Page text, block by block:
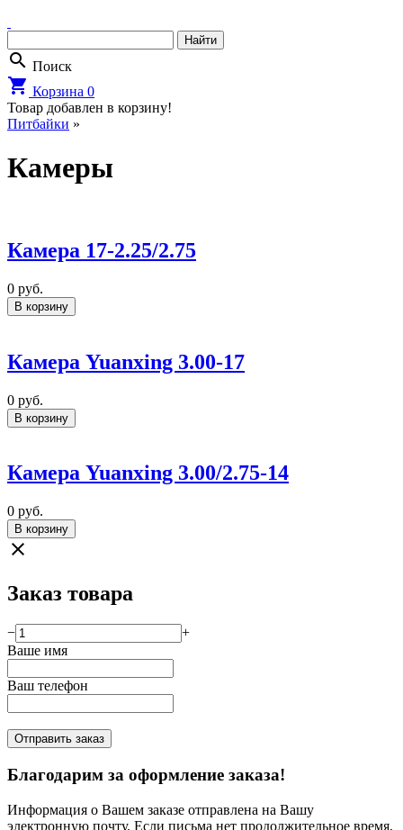
search Поиск
shopping_cart Корзина 0
Товар добавлен в корзину!
Питбайки »
Камеры
Камера 17-2.25/2.75
0 руб.
В корзину
Камера Yuanxing 3.00-17
0 руб.
В корзину
Камера Yuanxing 3.00/2.75-14
0 руб.
В корзину
close
Заказ товара
−
+
Ваше имя
Ваш телефон
Отправить заказ
Благодарим за оформление заказа!
Информация о Вашем заказе отправлена на Вашу
электронную почту. Если письма нет продолжительное время,